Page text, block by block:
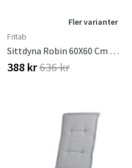
Fler varianter
Fritab
Sittdyna Robin 60X60 Cm Taupe
388 kr636 kr